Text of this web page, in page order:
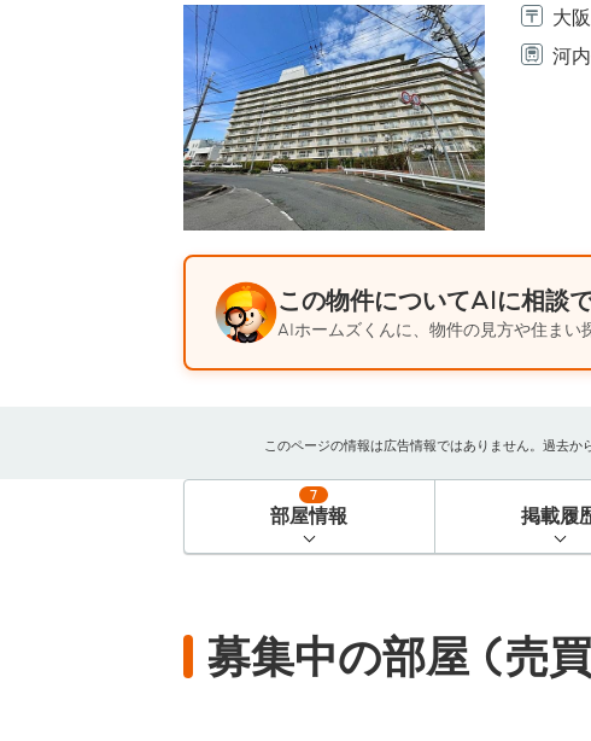
大
河
この物件についてAIに相談
AIホームズくんに、物件の見方や住まい
このページの情報は広告情報ではありません。過去
部屋情報
7
掲載履
募集中の部屋 (売